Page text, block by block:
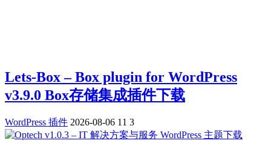
Lets-Box – Box plugin for WordPress
v3.9.0 Box存储集成插件下载
WordPress 插件 2026-08-06 11 3